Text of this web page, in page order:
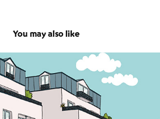
You may also like